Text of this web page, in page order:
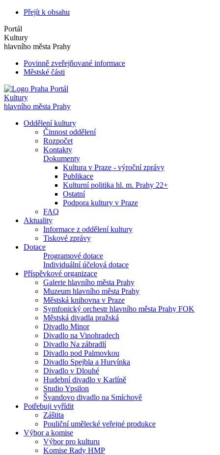
Přejít k obsahu
Portál
Kultury
hlavního města Prahy
Povinně zveřejňované informace
Městské části
Portál
Kultury
hlavního města Prahy
Oddělení kultury
Činnost oddělení
Rozpočet
Kontakty
Dokumenty
Kultura v Praze - výroční zprávy
Publikace
Kulturní politika hl. m. Prahy 22+
Ostatní
Podpora kultury v Praze
FAQ
Aktuality
Informace z oddělení kultury
Tiskové zprávy
Dotace
Programové dotace
Individuální účelová dotace
Příspěvkové organizace
Galerie hlavního města Prahy
Muzeum hlavního města Prahy
Městská knihovna v Praze
Symfonický orchestr hlavního města Prahy FOK
Městská divadla pražská
Divadlo Minor
Divadlo na Vinohradech
Divadlo Na zábradlí
Divadlo pod Palmovkou
Divadlo Spejbla a Hurvínka
Divadlo v Dlouhé
Hudební divadlo v Karlíně
Studio Ypsilon
Švandovo divadlo na Smíchově
Potřebuji vyřídit
Záštita
Pouliční umělecké veřejné produkce
Výbor a komise
Výbor pro kulturu
Komise Rady HMP